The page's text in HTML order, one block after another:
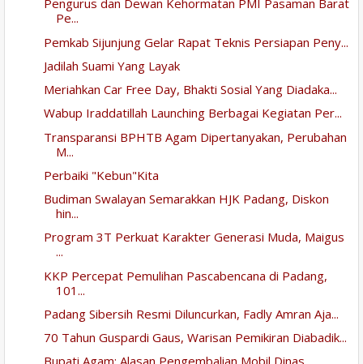
Pengurus dan Dewan Kehormatan PMI Pasaman Barat
Pe...
Pemkab Sijunjung Gelar Rapat Teknis Persiapan Peny...
Jadilah Suami Yang Layak
Meriahkan Car Free Day, Bhakti Sosial Yang Diadaka...
Wabup Iraddatillah Launching Berbagai Kegiatan Per...
Transparansi BPHTB Agam Dipertanyakan, Perubahan
M...
Perbaiki "Kebun"Kita
Budiman Swalayan Semarakkan HJK Padang, Diskon
hin...
Program 3T Perkuat Karakter Generasi Muda, Maigus
...
KKP Percepat Pemulihan Pascabencana di Padang,
101...
Padang Sibersih Resmi Diluncurkan, Fadly Amran Aja...
70 Tahun Guspardi Gaus, Warisan Pemikiran Diabadik...